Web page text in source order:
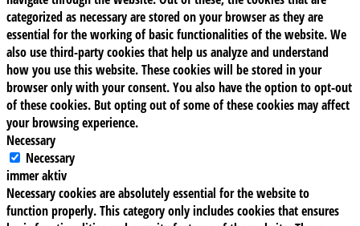
categorized as necessary are stored on your browser as they are
essential for the working of basic functionalities of the website. We
also use third-party cookies that help us analyze and understand
how you use this website. These cookies will be stored in your
browser only with your consent. You also have the option to opt-out
of these cookies. But opting out of some of these cookies may affect
your browsing experience.
Necessary
Necessary
immer aktiv
Necessary cookies are absolutely essential for the website to
function properly. This category only includes cookies that ensures